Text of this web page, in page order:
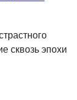
сквозь эпохи